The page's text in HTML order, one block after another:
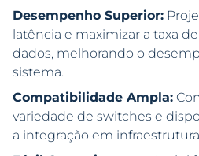
Desempenho Superior:
latência e maximizar a taxa
dados, melhorando o
sistema.
Compatibilidade Ampla:
variedade de switches e
a integração em